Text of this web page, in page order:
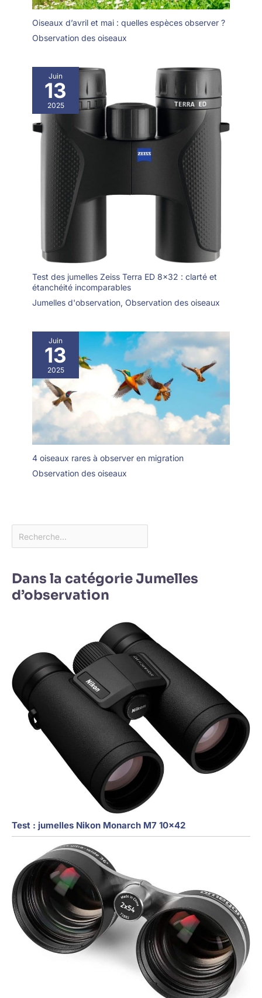
Oiseaux d’avril et mai : quelles espèces observer ?
Observation des oiseaux
Juin
13
2025
Test des jumelles Zeiss Terra ED 8×32 : clarté et
étanchéité incomparables
Jumelles d'observation, Observation des oiseaux
Juin
13
2025
4 oiseaux rares à observer en migration
Observation des oiseaux
Dans la catégorie Jumelles
d’observation
Test : jumelles Nikon Monarch M7 10×42